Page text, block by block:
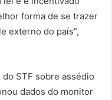
forma de se trazer
externo do país”,
STF sobre assédio
dados do monitor